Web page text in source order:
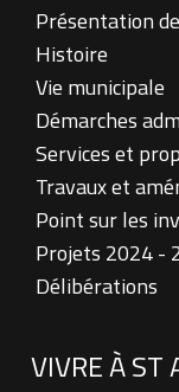
Présentation
Histoire
Vie municipale
Démarches
Services et
Travaux et
Point sur les
Projets 2024 -
Délibérations
VIVRE À ST